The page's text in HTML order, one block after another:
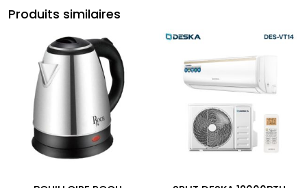
Produits similaires